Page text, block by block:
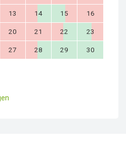
13 14 15 16
20 21 22 23
27 28 29 30